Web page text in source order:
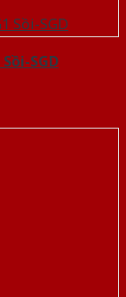
SGD